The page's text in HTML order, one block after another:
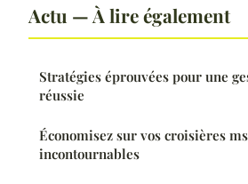
Actu — À lire également
Stratégies éprouvées pour une
réussie
Économisez sur vos croisières
incontournables